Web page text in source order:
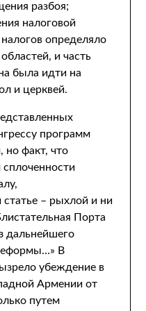
разбоя;
налоговой
определяло
и часть
была идти на
и церквей.
программ
но факт, что
– рыхлой и ни
Порта
дальнейшего
В
убеждение в
Армении от
путем